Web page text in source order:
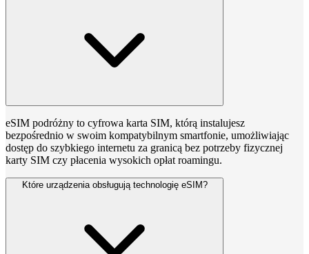
eSIM podróżny to cyfrowa karta SIM, którą instalujesz
bezpośrednio w swoim kompatybilnym smartfonie, umożliwiając
dostęp do szybkiego internetu za granicą bez potrzeby fizycznej
karty SIM czy płacenia wysokich opłat roamingu.
Które urządzenia obsługują technologię eSIM?